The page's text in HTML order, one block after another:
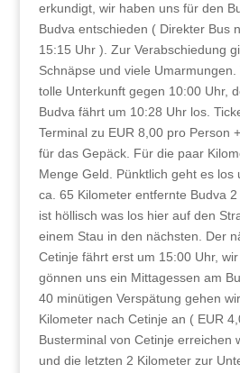
erkundigt, wir haben uns für den
Budva entschieden ( Direkter Bus
15:15 Uhr ). Zur Verabschiedung
Schnäpse und viele
tolle Unterkunft gegen 10:00 Uhr,
Budva fährt um 10:28 Uhr los.
Terminal zu EUR 8,00 pro Person
für das Gepäck. Für die paar
Menge Geld. Pünktlich geht es los
ca. 65 Kilometer entfernte Budva
ist höllisch was los hier auf den
einem Stau in den nächsten. Der
Cetinje fährt erst um 15:00 Uhr,
gönnen uns ein Mittagessen am
40 minütigen Verspätung gehen
Kilometer nach Cetinje an ( EUR
Busterminal von Cetinje erreichen
und die letzten 2 Kilometer zur